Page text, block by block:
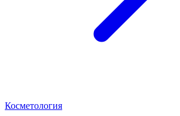
Косметология